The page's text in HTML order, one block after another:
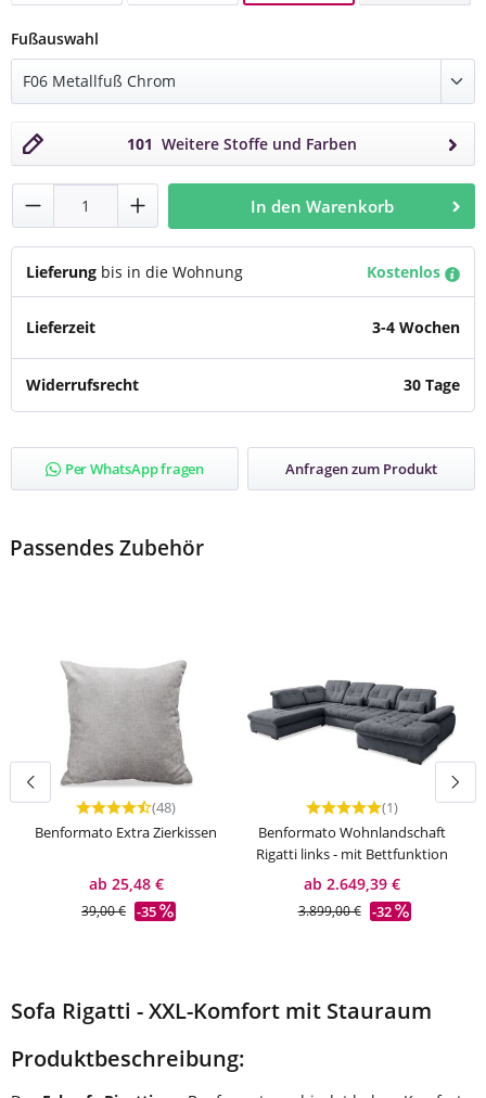
Fußauswahl
101 Weitere Stoffe und Farben
Produkt Anzahl: Gib den gewünschten
In den Warenkorb
Lieferung bis in die Wohnung Kostenlos
Lieferzeit 3-4 Wochen
Widerrufsrecht 30 Tage
Per WhatsApp fragen Anfragen zum Produkt
Passendes Zubehör
Durchschnittliche Bewertung von 4.54 von 5 Sternen
(48)
Benformato Extra Zierkissen
ab 25,48 €
39,00 € -35
Durchschnittliche
(1)
Benformato Wohnlandschaft
Rigatti links - mit Bettfunktion
ab 2.649,39 €
3.899,00 € -32
Sofa Rigatti - XXL-Komfort mit Stauraum
Produktbeschreibung: